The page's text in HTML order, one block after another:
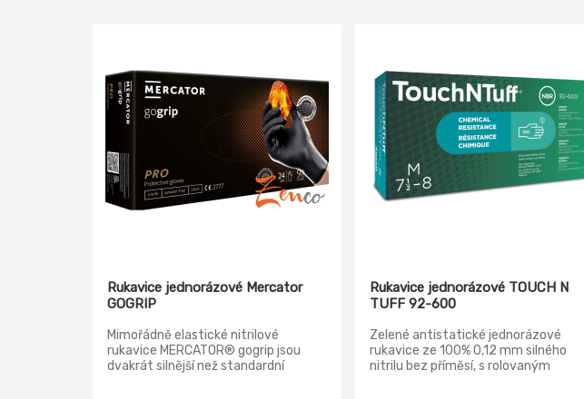
Rukavice jednorázové Mercator
GOGRIP
Mimořádně elastické nitrilové
rukavice MERCATOR® gogrip jsou
dvakrát silnější než standardní
Rukavice jednorázové TOUCH N
TUFF 92-600
Zelené antistatické jednorázové
rukavice ze 100% 0,12 mm silného
nitrilu bez příměsí, s rolovaným